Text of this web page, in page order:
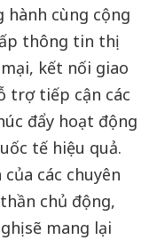
hành cùng cộng
thông tin thị
kết nối giao
trợ tiếp cận các
đẩy hoạt động
tế hiệu quả.
các chuyên
chủ động,
sẽ mang lại